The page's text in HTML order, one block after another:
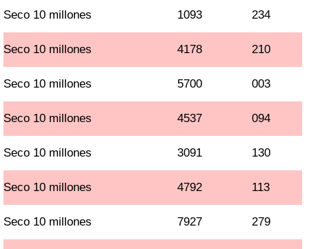
Seco 10 millones 1093 234
Seco 10 millones 4178 210
Seco 10 millones 5700 003
Seco 10 millones 4537 094
Seco 10 millones 3091 130
Seco 10 millones 4792 113
Seco 10 millones 7927 279